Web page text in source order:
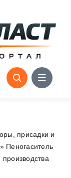
присадки и
» Пеногаситель